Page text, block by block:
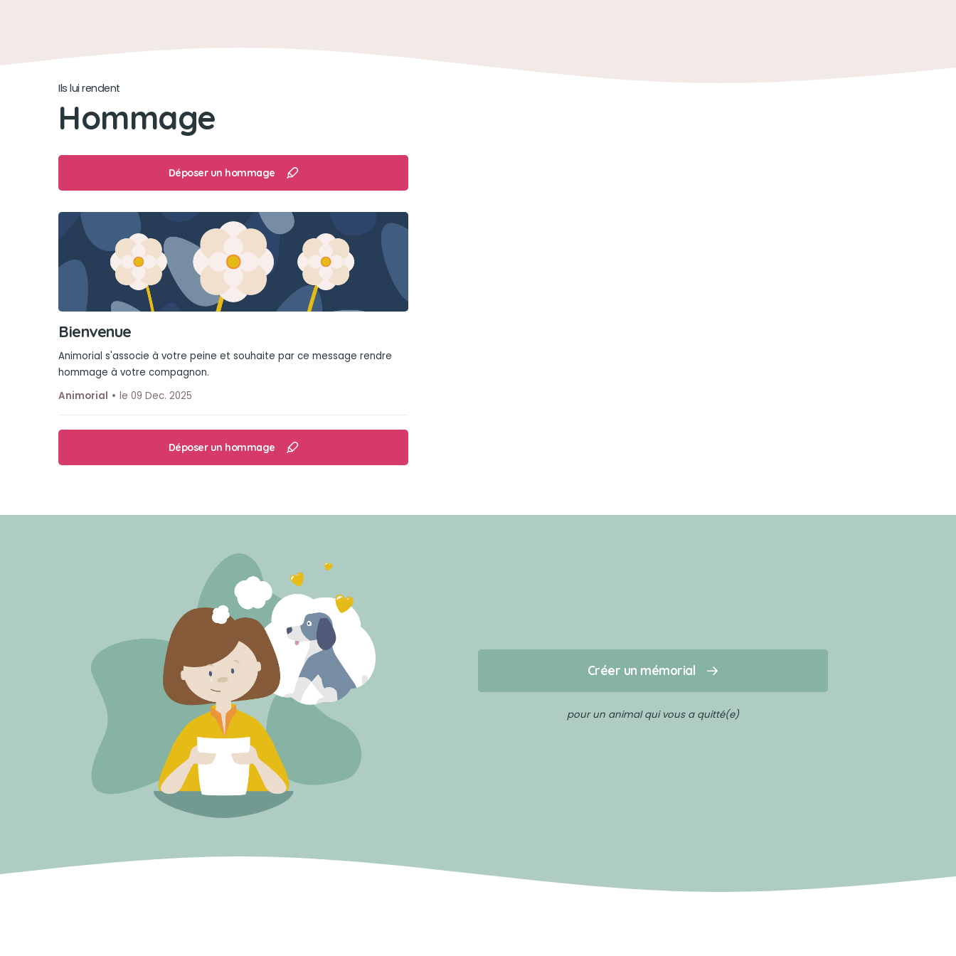
Ils lui rendent
Hommage
Déposer un hommage
Bienvenue
Animorial s'associe à votre peine et souhaite par ce message rendre
hommage à votre compagnon.
Animorial
le 09 Dec. 2025
Déposer un hommage
Créer un mémorial
pour un animal qui vous a quitté(e)